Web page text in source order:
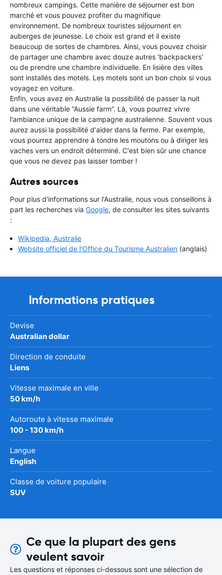
nombreux campings. Cette manière de séjourner est bon
marché et vous pouvez profiter du magnifique
environnement. De nombreux touristes séjournent en
auberges de jeunesse. Le choix est grand et il existe
beaucoup de sortes de chambres. Ainsi, vous pouvez choisir
de partager une chambre avec douze autres 'backpackers'
ou de prendre une chambre individuelle. En lisière des villes
sont installés des motels. Les motels sont un bon choix si vous
voyagez en voiture.
Enfin, vous avez en Australie la possibilité de passer la nuit
dans une véritable “Aussie farm”. Là, vous pourrez vivre
l'ambiance unique de la campagne australienne. Souvent vous
aurez aussi la possibilité d'aider dans la ferme. Par exemple,
vous pourrez apprendre à tondre les moutons ou à diriger les
vaches vers un endroit déterminé. C'est bien sûr une chance
que vous ne devez pas laisser tomber !
Autres sources
Pour plus d'informations sur l'Australie, nous vous conseillons à
part les recherches via Google, de consulter les sites suivants
:
Wikipedia, Australie
Website officiel de l'Office du Tourisme Australien (anglais)
Informations pratiques
Devise
Australian dollar
Direction de conduite
Liens
Vitesse maximale en ville
50 km/h
Autoroute à vitesse maximale
100 - 130 km/h
Langue
English
Classe de voiture populaire
SUV
Ce que la plupart des gens
veulent savoir
Les questions et réponses ci-dessous sont une sélection de